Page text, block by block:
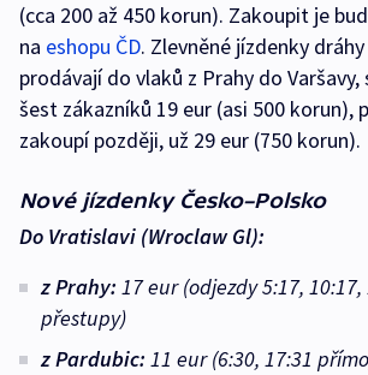
(cca 200 až 450 korun). Zakoupit je
na eshopu ČD. Zlevněné jízdenky
prodávají do vlaků z Prahy do
šest zákazníků 19 eur (asi 500 korun),
zakoupí později, už 29 eur (750 korun).
Nové jízdenky Česko–Polsko
Do Vratislavi (Wroclaw Gl):
z Prahy: 17 eur (odjezdy 5:17, 10:17,
přestupy)
z Pardubic: 11 eur (6:30, 17:31